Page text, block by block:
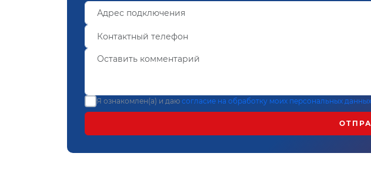
Я ознакомлен(а) и даю согласие на обработку моих персональных данных